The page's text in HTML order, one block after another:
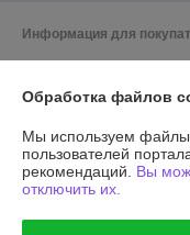
Информация для
220055, г. Минск, проезд
Регистрационный номер
УНП: 192786651
Обработка файлов
Мы используем файлы
пользователей
рекомендаций. Вы
отключить их.